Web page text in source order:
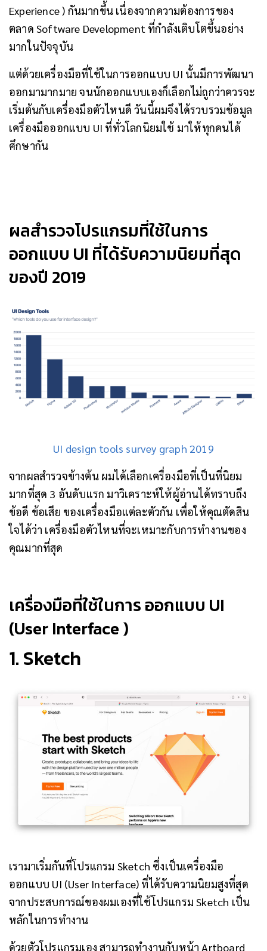
Experience ) กันมากขึ้น เนื่องจากความต้องการของ
ตลาด Software Development ที่กำลังเติบโตขึ้นอย่าง
มากในปัจจุบัน
แต่ด้วยเครื่องมือที่ใช้ในการออกแบบ UI นั้นมีการพัฒนา
ออกมามากมาย จนนักออกแบบเองก็เลือกไม่ถูกว่าควรจะ
เริ่มต้นกับเครื่องมือตัวไหนดี วันนี้ผมจึงได้รวบรวมข้อมูล
เครื่องมือออกแบบ UI ที่ทั่วโลกนิยมใช้ มาให้ทุกคนได้
ศึกษากัน
ผลสำรวจโปรแกรมที่ใช้ในการ
ออกแบบ UI ที่ได้รับความนิยมที่สุด
ของปี 2019
UI design tools survey graph 2019
จากผลสำรวจข้างต้น ผมได้เลือกเครื่องมือที่เป็นที่นิยม
มากที่สุด 3 อันดับแรก มาวิเคราะห์ให้ผู้อ่านได้ทราบถึง
ข้อดี ข้อเสีย ของเครื่องมือแต่ละตัวกัน เพื่อให้คุณตัดสิน
ใจได้ว่า เครื่องมือตัวไหนที่จะเหมาะกับการทำงานของ
คุณมากที่สุด
เครื่องมือที่ใช้ในการ ออกแบบ UI
(User Interface )
1. Sketch
เรามาเริ่มกันที่โปรแกรม Sketch ซึ่งเป็นเครื่องมือ
ออกแบบ UI (User Interface) ที่ได้รับความนิยมสูงที่สุด
จากประสบการณ์ของผมเองที่ใช้โปรแกรม Sketch เป็น
หลักในการทำงาน
ด้วยตัวโปรแกรมเอง สามารถทำงานกับหน้า Artboard